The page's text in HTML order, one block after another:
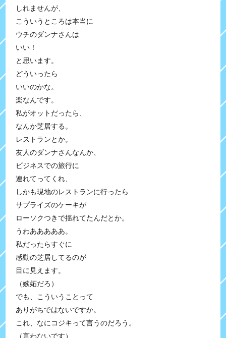
しれませんが、
こういうところは本当に
ウチのダンナさんは
いい！
と思います。
どういったら
いいのかな。
楽なんです。
私がオットだったら、
なんか芝居する。
レストランとか。
友人のダンナさんなんか、
ビジネスでの旅行に
連れてってくれ、
しかも現地のレストランに行ったら
サプライズのケーキが
ローソクつきで揺れてたんだとか。
うわあああああ。
私だったらすぐに
感動の芝居してるのが
目に見えます。
（嫉妬だろ）
でも、こういうことって
ありがちではないですか。
これ、なにコジキって言うのだろう。
（言わないです）